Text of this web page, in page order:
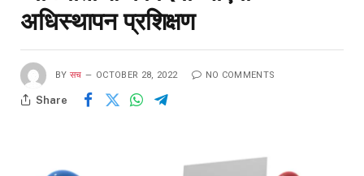
अधिस्थापन प्रशिक्षण
BY सच OCTOBER 28, 2022 NO COMMENTS
Share